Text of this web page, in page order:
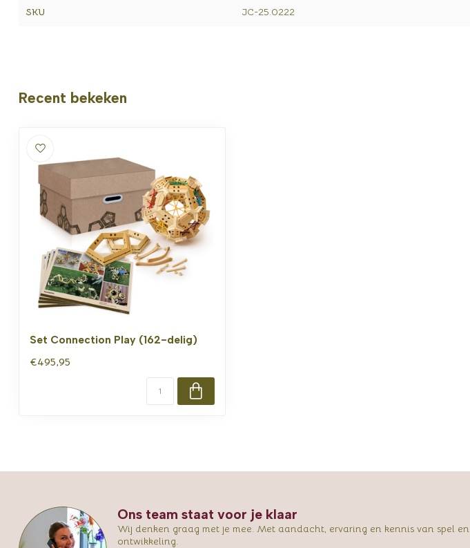
SKU JC-25.0222
Recent bekeken
Set Connection Play (162-delig)
€495,95
Ons team staat voor je klaar
Wij denken graag met je mee. Met aandacht, ervaring en kennis van spel en
ontwikkeling.